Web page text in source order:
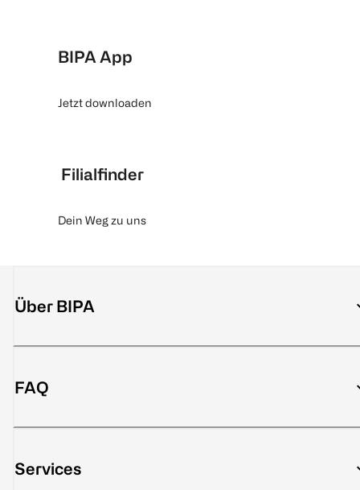
BIPA App
Jetzt downloaden
Filialfinder
Dein Weg zu uns
Über BIPA
FAQ
Services